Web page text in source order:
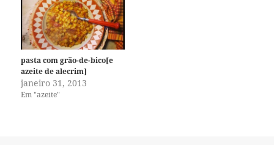
pasta com grão-de-bico[e
azeite de alecrim]
janeiro 31, 2013
Em "azeite"